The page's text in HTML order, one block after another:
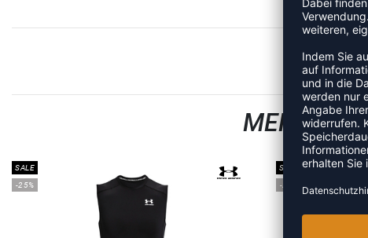
MEHR
SALE
-25%
SALE
-25%